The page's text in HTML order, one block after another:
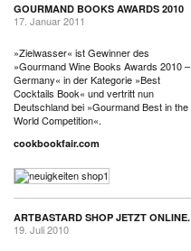
GOURMAND BOOKS AWARDS 2010
17. Januar 2011
»Zielwasser« ist Gewinner des
»Gourmand Wine Books Awards 2010 –
Germany« in der Kategorie »Best
Cocktails Book« und vertritt nun
Deutschland bei »Gourmand Best in the
World Competition«.
cookbookfair.com
ARTBASTARD SHOP JETZT ONLINE.
19. Juli 2010